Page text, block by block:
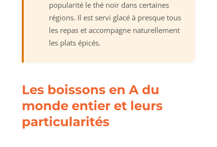
popularité le thé noir dans certaines
régions. Il est servi glacé à presque tous
les repas et accompagne naturellement
les plats épicés.
Les boissons en A du
monde entier et leurs
particularités